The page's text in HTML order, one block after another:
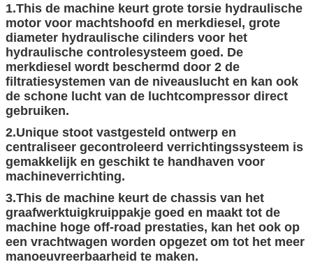
1.This de machine keurt grote torsie hydraulische
motor voor machtshoofd en merkdiesel, grote
diameter hydraulische cilinders voor het
hydraulische controlesysteem goed. De
merkdiesel wordt beschermd door 2 de
filtratiesystemen van de niveauslucht en kan ook
de schone lucht van de luchtcompressor direct
gebruiken.
2.Unique stoot vastgesteld ontwerp en
centraliseer gecontroleerd verrichtingssysteem is
gemakkelijk en geschikt te handhaven voor
machineverrichting.
3.This de machine keurt de chassis van het
graafwerktuigkruippakje goed en maakt tot de
machine hoge off-road prestaties, kan het ook op
een vrachtwagen worden opgezet om tot het meer
manoeuvreerbaarheid te maken.